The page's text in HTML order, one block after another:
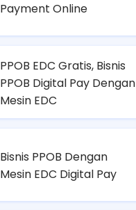
Payment Online
PPOB EDC Gratis, Bisnis
PPOB Digital Pay Dengan
Mesin EDC
Bisnis PPOB Dengan
Mesin EDC Digital Pay